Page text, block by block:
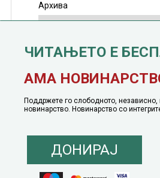
Архива
јануари, 1991 година
© 2016 - 2026 Сакам Да Кажам. Сите
ЧИТАЊЕТО Е
АМА
Поддржете го слободното,
новинарство. Новинарство со
ДОНИРАЈ